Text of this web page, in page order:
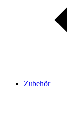
Zubehör